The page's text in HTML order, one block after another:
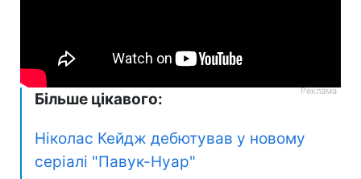
Більше цікавого:
Ніколас Кейдж дебютував у новому
серіалі "Павук-Нуар"